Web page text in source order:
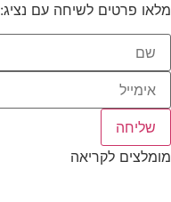
מלאו פרטים לשיחה עם נציג:
שליחה
מומלצים לקריאה